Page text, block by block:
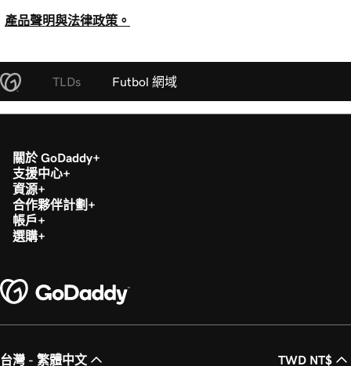
產品聲明與法律政策。
TLDs Futbol 網域
關於 GoDaddy
支援中心
資源
合作夥伴計劃
帳戶
選購
台灣 - 繁體中文 TWD NT$